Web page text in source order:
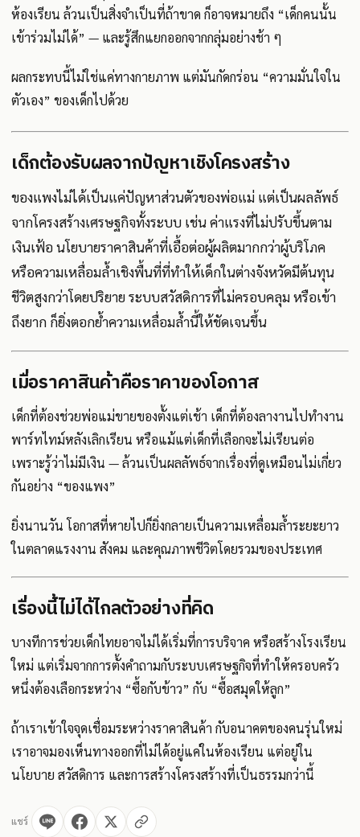
ห้องเรียน ล้วนเป็นสิ่งจำเป็นที่ถ้าขาด ก็อาจหมายถึง “เด็กคนนั้น
เข้าร่วมไม่ได้” — และรู้สึกแยกออกจากกลุ่มอย่างช้า ๆ
ผลกระทบนี้ไม่ใช่แค่ทางกายภาพ แต่มันกัดกร่อน “ความมั่นใจใน
ตัวเอง” ของเด็กไปด้วย
เด็กต้องรับผลจากปัญหาเชิงโครงสร้าง
ของแพงไม่ได้เป็นแค่ปัญหาส่วนตัวของพ่อแม่ แต่เป็นผลลัพธ์
จากโครงสร้างเศรษฐกิจทั้งระบบ เช่น ค่าแรงที่ไม่ปรับขึ้นตาม
เงินเฟ้อ นโยบายราคาสินค้าที่เอื้อต่อผู้ผลิตมากกว่าผู้บริโภค
หรือความเหลื่อมล้ำเชิงพื้นที่ที่ทำให้เด็กในต่างจังหวัดมีต้นทุน
ชีวิตสูงกว่าโดยปริยาย ระบบสวัสดิการที่ไม่ครอบคลุม หรือเข้า
ถึงยาก ก็ยิ่งตอกย้ำความเหลื่อมล้ำนี้ให้ชัดเจนขึ้น
เมื่อราคาสินค้าคือราคาของโอกาส
เด็กที่ต้องช่วยพ่อแม่ขายของตั้งแต่เช้า เด็กที่ต้องลางานไปทำงาน
พาร์ทไทม์หลังเลิกเรียน หรือแม้แต่เด็กที่เลือกจะไม่เรียนต่อ
เพราะรู้ว่าไม่มีเงิน — ล้วนเป็นผลลัพธ์จากเรื่องที่ดูเหมือนไม่เกี่ยว
กันอย่าง “ของแพง”
ยิ่งนานวัน โอกาสที่หายไปก็ยิ่งกลายเป็นความเหลื่อมล้ำระยะยาว
ในตลาดแรงงาน สังคม และคุณภาพชีวิตโดยรวมของประเทศ
เรื่องนี้ไม่ได้ไกลตัวอย่างที่คิด
บางทีการช่วยเด็กไทยอาจไม่ได้เริ่มที่การบริจาค หรือสร้างโรงเรียน
ใหม่ แต่เริ่มจากการตั้งคำถามกับระบบเศรษฐกิจที่ทำให้ครอบครัว
หนึ่งต้องเลือกระหว่าง “ซื้อกับข้าว” กับ “ซื้อสมุดให้ลูก”
ถ้าเราเข้าใจจุดเชื่อมระหว่างราคาสินค้า กับอนาคตของคนรุ่นใหม่
เราอาจมองเห็นทางออกที่ไม่ได้อยู่แค่ในห้องเรียน แต่อยู่ใน
นโยบาย สวัสดิการ และการสร้างโครงสร้างที่เป็นธรรมกว่านี้
แชร์